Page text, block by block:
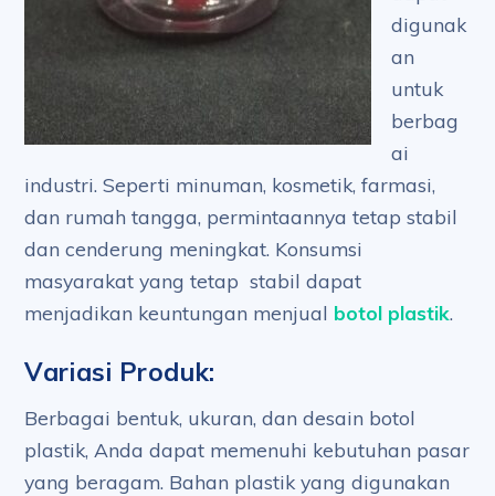
digunak
an
untuk
berbag
ai
industri. Seperti minuman, kosmetik, farmasi,
dan rumah tangga, permintaannya tetap stabil
dan cenderung meningkat. Konsumsi
masyarakat yang tetap stabil dapat
menjadikan keuntungan menjual botol plastik.
Variasi Produk:
Berbagai bentuk, ukuran, dan desain botol
plastik, Anda dapat memenuhi kebutuhan pasar
yang beragam. Bahan plastik yang digunakan